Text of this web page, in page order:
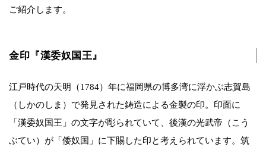
ご紹介します。
金印『漢委奴国王』
江戸時代の天明（1784）年に福岡県の博多湾に浮かぶ志賀島
（しかのしま）で発見された鋳造による金製の印。印面に
「漢委奴国王」の文字が彫られていて、後漢の光武帝（こう
ぶてい）が「倭奴国」に下賜した印と考えられています。筑